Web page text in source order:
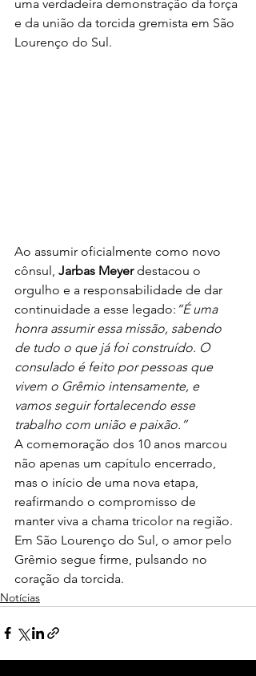
uma verdadeira demonstração da força
e da união da torcida gremista em São
Lourenço do Sul.
Ao assumir oficialmente como novo
cônsul, Jarbas Meyer destacou o
orgulho e a responsabilidade de dar
continuidade a esse legado: “É uma
honra assumir essa missão, sabendo
de tudo o que já foi construído. O
consulado é feito por pessoas que
vivem o Grêmio intensamente, e
vamos seguir fortalecendo esse
trabalho com união e paixão.”
A comemoração dos 10 anos marcou
não apenas um capítulo encerrado,
mas o início de uma nova etapa,
reafirmando o compromisso de
manter viva a chama tricolor na região.
Em São Lourenço do Sul, o amor pelo
Grêmio segue firme, pulsando no
coração da torcida.
Notícias